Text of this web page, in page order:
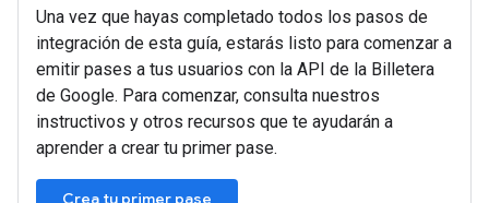
Una vez que hayas completado todos los pasos de
integración de esta guía, estarás listo para comenzar a
emitir pases a tus usuarios con la API de la Billetera
de Google. Para comenzar, consulta nuestros
instructivos y otros recursos que te ayudarán a
aprender a crear tu primer pase.
Crea tu primer pase